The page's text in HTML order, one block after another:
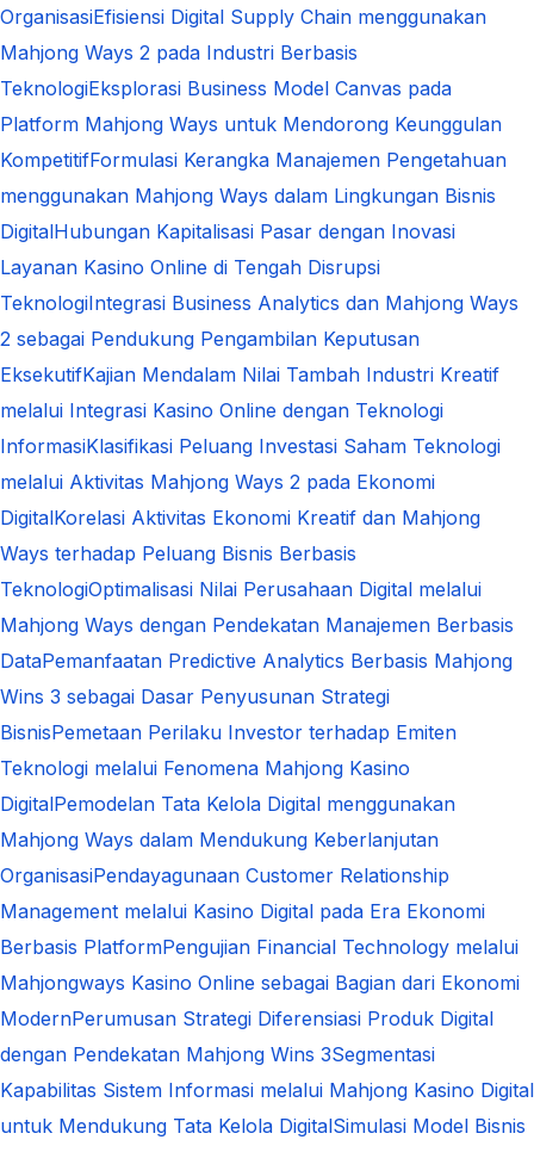
OrganisasiEfisiensi Digital Supply Chain menggunakan
Mahjong Ways 2 pada Industri Berbasis
TeknologiEksplorasi Business Model Canvas pada
Platform Mahjong Ways untuk Mendorong Keunggulan
KompetitifFormulasi Kerangka Manajemen Pengetahuan
menggunakan Mahjong Ways dalam Lingkungan Bisnis
DigitalHubungan Kapitalisasi Pasar dengan Inovasi
Layanan Kasino Online di Tengah Disrupsi
TeknologiIntegrasi Business Analytics dan Mahjong Ways
2 sebagai Pendukung Pengambilan Keputusan
EksekutifKajian Mendalam Nilai Tambah Industri Kreatif
melalui Integrasi Kasino Online dengan Teknologi
InformasiKlasifikasi Peluang Investasi Saham Teknologi
melalui Aktivitas Mahjong Ways 2 pada Ekonomi
DigitalKorelasi Aktivitas Ekonomi Kreatif dan Mahjong
Ways terhadap Peluang Bisnis Berbasis
TeknologiOptimalisasi Nilai Perusahaan Digital melalui
Mahjong Ways dengan Pendekatan Manajemen Berbasis
DataPemanfaatan Predictive Analytics Berbasis Mahjong
Wins 3 sebagai Dasar Penyusunan Strategi
BisnisPemetaan Perilaku Investor terhadap Emiten
Teknologi melalui Fenomena Mahjong Kasino
DigitalPemodelan Tata Kelola Digital menggunakan
Mahjong Ways dalam Mendukung Keberlanjutan
OrganisasiPendayagunaan Customer Relationship
Management melalui Kasino Digital pada Era Ekonomi
Berbasis PlatformPengujian Financial Technology melalui
Mahjongways Kasino Online sebagai Bagian dari Ekonomi
ModernPerumusan Strategi Diferensiasi Produk Digital
dengan Pendekatan Mahjong Wins 3Segmentasi
Kapabilitas Sistem Informasi melalui Mahjong Kasino Digital
untuk Mendukung Tata Kelola DigitalSimulasi Model Bisnis